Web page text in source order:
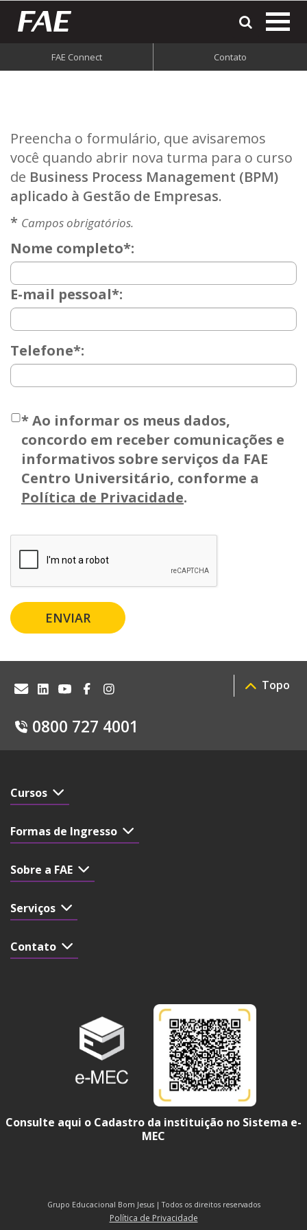
FAE Connect Contato
Preencha o formulário, que avisaremos
você quando abrir nova turma para o curso
de Business Process Management (BPM)
aplicado à Gestão de Empresas.
* Campos obrigatórios.
Nome completo*:
E-mail pessoal*:
Telefone*:
*Ao informar os meus dados,
concordo em receber comunicações e
informativos sobre serviços da FAE
Centro Universitário, conforme a
Política de Privacidade.
ENVIAR
0800 727 4001
Topo
Cursos
Formas de Ingresso
Sobre a FAE
Serviços
Contato
Consulte aqui o Cadastro da instituição no Sistema e-
MEC
Grupo Educacional Bom Jesus | Todos os direitos reservados
Política de Privacidade